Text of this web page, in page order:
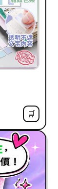
🛒